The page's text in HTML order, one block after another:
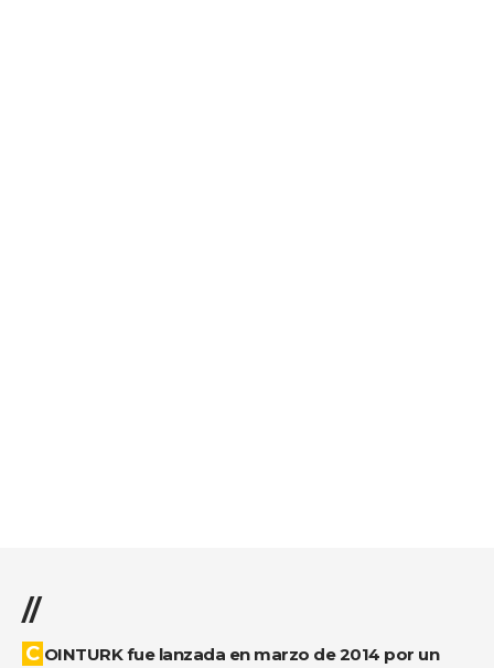
//
COINTURK fue lanzada en marzo de 2014 por un